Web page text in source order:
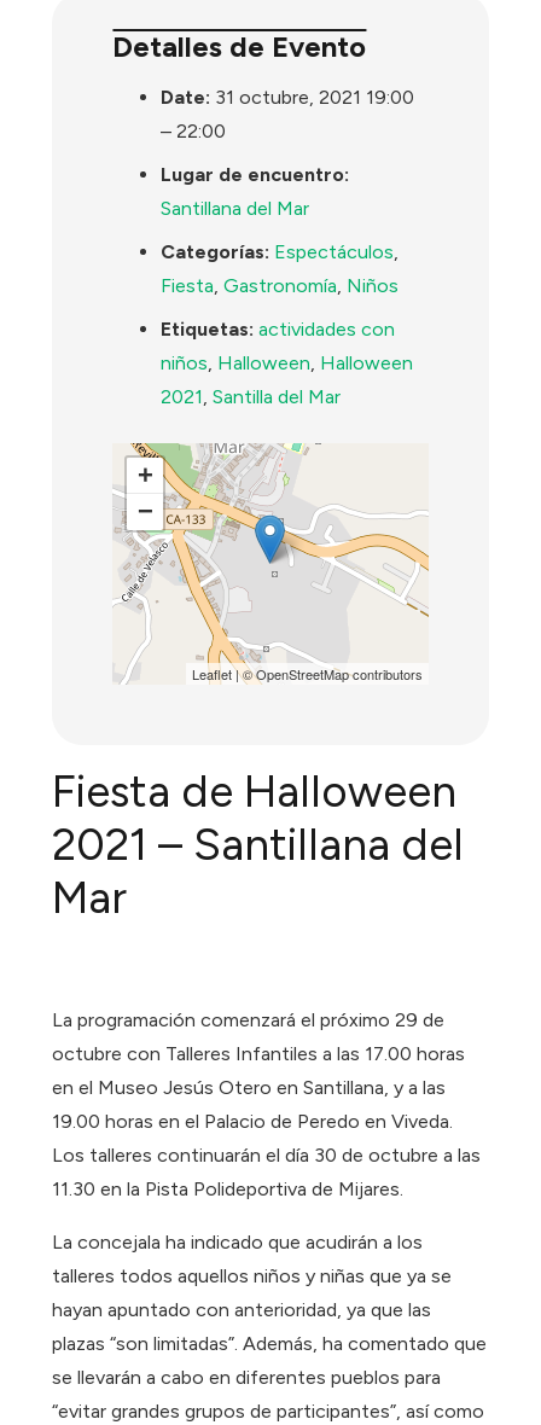
Detalles de Evento
Date: 31 octubre, 2021 19:00
–22:00
Lugar de encuentro:
Santillana del Mar
Categorías: Espectáculos,
Fiesta,Gastronomía, Niños
Etiquetas: actividades con
niños, Halloween, Halloween
2021,Santilla del Mar
+
−
Leaflet| ©OpenStreetMapcontributors
Fiesta de Halloween
2021 – Santillana del
Mar
La programación comenzará el próximo 29 de
octubre con Talleres Infantiles a las 17.00 horas
en el Museo Jesús Otero en Santillana, y a las
19.00 horas en el Palacio de Peredo en Viveda.
Los talleres continuarán el día 30 de octubre a las
11.30 en la Pista Polideportiva de Mijares.
La concejala ha indicado que acudirán a los
talleres todos aquellos niños y niñas que ya se
hayan apuntado con anterioridad, ya que las
plazas “son limitadas”. Además, ha comentado que
se llevarán a cabo en diferentes pueblos para
“evitar grandes grupos de participantes”, así como